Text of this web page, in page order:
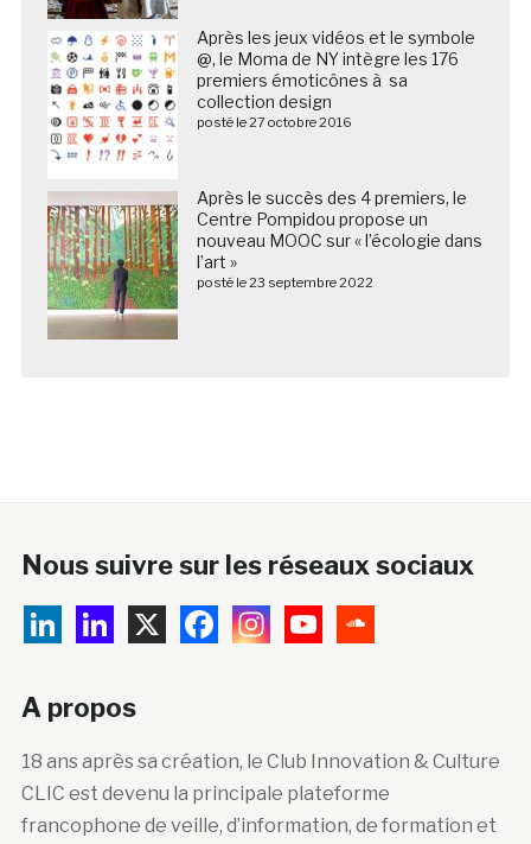
Après les jeux vidéos et le symbole
@, le Moma de NY intègre les 176
premiers émoticônes à sa
collection design
posté le 27 octobre 2016
Après le succès des 4 premiers, le
Centre Pompidou propose un
nouveau MOOC sur « l’écologie dans
l’art »
posté le 23 septembre 2022
Nous suivre sur les réseaux sociaux
A propos
18 ans après sa création, le Club Innovation & Culture
CLIC est devenu la principale plateforme
francophone de veille, d’information, de formation et